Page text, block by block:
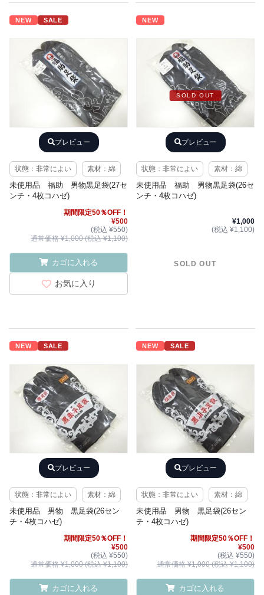
NEW SALE
プレビュー
状態：非常によい 素材：綿
未使用品 福助 男物黒足袋(27セ
ンチ・4枚コハゼ)
期間限定50％OFF！
¥500
(税込 ¥550)
通常価格 ¥1,000 (税込 ¥1,100)
カゴに入れる
お気に入り
NEW
SOLD OUT
プレビュー
状態：非常によい 素材：綿
未使用品 福助 男物黒足袋(26セ
ンチ・4枚コハゼ)
¥1,000
(税込 ¥1,100)
SOLD OUT
NEW SALE
プレビュー
状態：非常によい 素材：綿
未使用品 男物 黒足袋(26セン
チ・4枚コハゼ)
期間限定50％OFF！
¥500
(税込 ¥550)
通常価格 ¥1,000 (税込 ¥1,100)
カゴに入れる
NEW SALE
プレビュー
状態：非常によい 素材：綿
未使用品 男物 黒足袋(26セン
チ・4枚コハゼ)
期間限定50％OFF！
¥500
(税込 ¥550)
通常価格 ¥1,000 (税込 ¥1,100)
カゴに入れる